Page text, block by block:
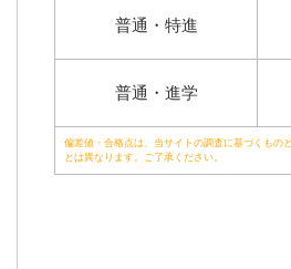
普通・特進
普通・進学
偏差値・合格点は、当サイトの調査に基づくもの
とは異なります。ご了承ください。